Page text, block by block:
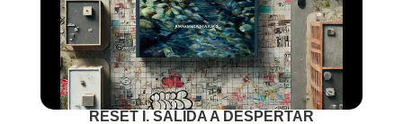
RESET I. SALIDA A DESPERTAR